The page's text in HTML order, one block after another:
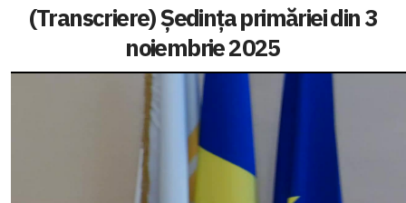
(Transcriere) Ședința primăriei din 3
noiembrie 2025